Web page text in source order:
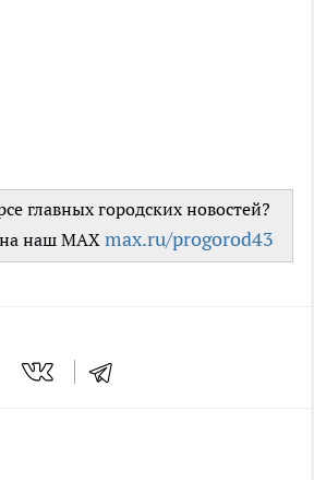
главных городских новостей?
наш MAX max.ru/progorod43